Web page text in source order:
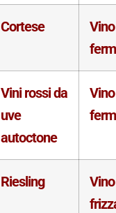
Cortese
Vino
Vini rossi da
uve
autoctone
Vino
Riesling
Vino